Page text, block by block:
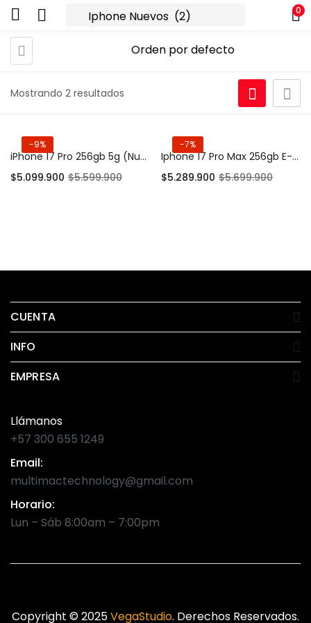
0
Mostrando 2 resultados
-9%
iPhone 17 Pro 256gb 5g (Nuevo)
$5.099.900 $5.599.900
-7%
Iphone 17 Pro Max 256gb E-sim (Nuevo)
$5.289.900 $5.699.900
CUENTA
INFO
EMPRESA
Llámanos
+57 300 655 1249
Email:
multimactechnology@gmail.com
Horario:
Lun – Sáb 8:00am – 7:00pm
Copyright © 2025VegaStudio. Derechos Reservados.